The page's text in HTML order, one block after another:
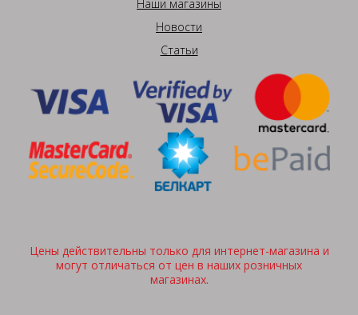
Наши магазины
Новости
Статьи
Цены действительны только для интернет-магазина и
могут отличаться от цен в наших розничных
магазинах.